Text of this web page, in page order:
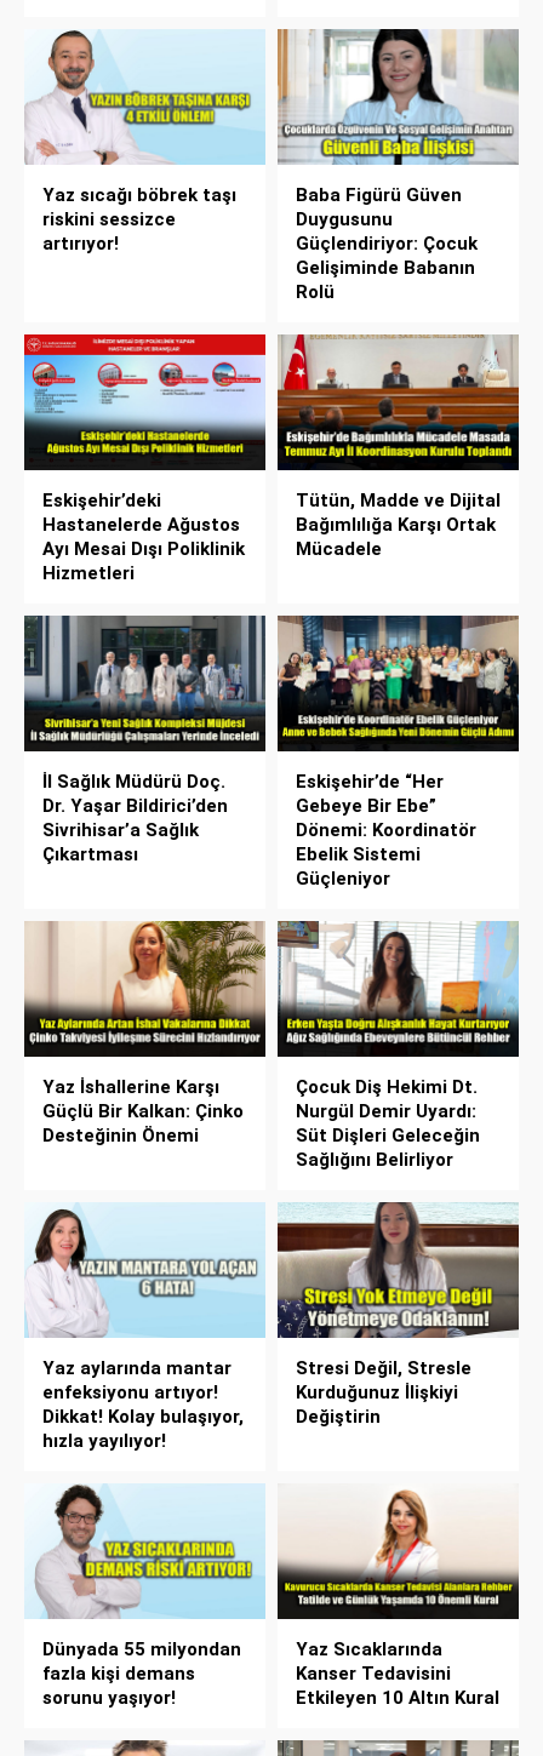
Yaz sıcağı böbrek taşı
riskini sessizce
artırıyor!
Baba Figürü Güven
Duygusunu
Güçlendiriyor: Çocuk
Gelişiminde Babanın
Rolü
Eskişehir’deki
Hastanelerde Ağustos
Ayı Mesai Dışı Poliklinik
Hizmetleri
Tütün, Madde ve Dijital
Bağımlılığa Karşı Ortak
Mücadele
İl Sağlık Müdürü Doç.
Dr. Yaşar Bildirici’den
Sivrihisar’a Sağlık
Çıkartması
Eskişehir’de “Her
Gebeye Bir Ebe”
Dönemi: Koordinatör
Ebelik Sistemi
Güçleniyor
Yaz İshallerine Karşı
Güçlü Bir Kalkan: Çinko
Desteğinin Önemi
Çocuk Diş Hekimi Dt.
Nurgül Demir Uyardı:
Süt Dişleri Geleceğin
Sağlığını Belirliyor
Yaz aylarında mantar
enfeksiyonu artıyor!
Dikkat! Kolay bulaşıyor,
hızla yayılıyor!
Stresi Değil, Stresle
Kurduğunuz İlişkiyi
Değiştirin
Dünyada 55 milyondan
fazla kişi demans
sorunu yaşıyor!
Yaz Sıcaklarında
Kanser Tedavisini
Etkileyen 10 Altın Kural